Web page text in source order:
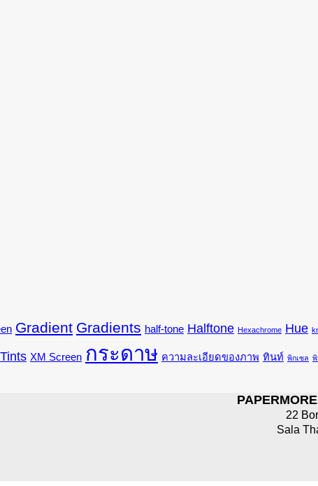
Gradient Gradients half-tone Halftone Hexachrome Hue
Tints XM Screen กระดาษ ความละเอียดของภาพ ทินท์ พิกเซล
22
Sala